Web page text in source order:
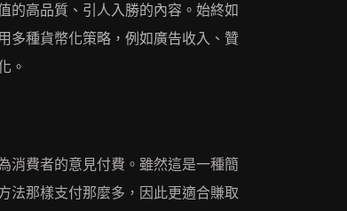
的高品質、引人入勝的內容。始終如
多種貨幣化策略，例如廣告收入、贊
。
消費者的意見付費。雖然這是一種簡
法那樣支付那麼多，因此更適合賺取